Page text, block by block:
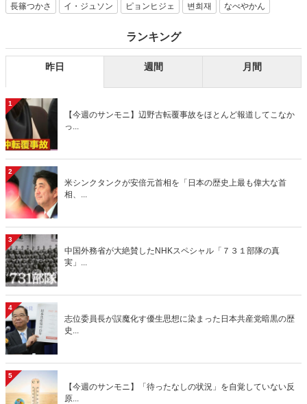
長篠つかさ イ・ジュソン ピョンヒジェ 변희재 なべやかん
ランキング
昨日 週間 月間
1
【今週のサンモニ】辺野古転覆事故をほとんど報道してこなか
っ...
2
米シンクタンクが安倍元首相を「日本の歴史上最も偉大な首
相、...
3
中国外務省が大絶賛したNHKスペシャル「７３１部隊の真
実」...
4
志位委員長が誤魔化す優生思想に染まった日本共産党暗黒の歴
史...
5
【今週のサンモニ】「待ったなしの状況」を自覚していない反
原...